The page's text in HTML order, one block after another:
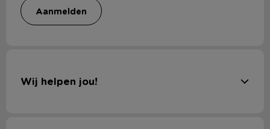
aanmelden
Wij helpen jou!